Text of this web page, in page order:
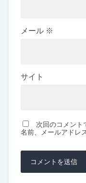
メール ※
サイト
次回のコメント
名前、メールアドレ